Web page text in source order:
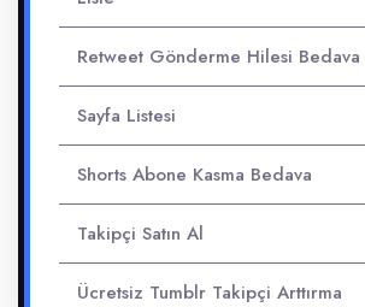
Retweet Gönderme Hilesi Bedava
Sayfa Listesi
Shorts Abone Kasma Bedava
Takipçi Satın Al
Ücretsiz Tumblr Takipçi Arttırma